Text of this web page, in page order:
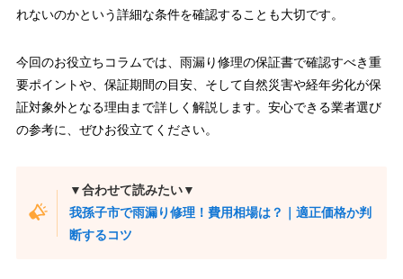
れないのかという詳細な条件を確認することも大切です。
今回のお役立ちコラムでは、雨漏り修理の保証書で確認すべき重
要ポイントや、保証期間の目安、そして自然災害や経年劣化が保
証対象外となる理由まで詳しく解説します。安心できる業者選び
の参考に、ぜひお役立てください。
▼合わせて読みたい▼
我孫子市で雨漏り修理！費用相場は？｜適正価格か判
断するコツ